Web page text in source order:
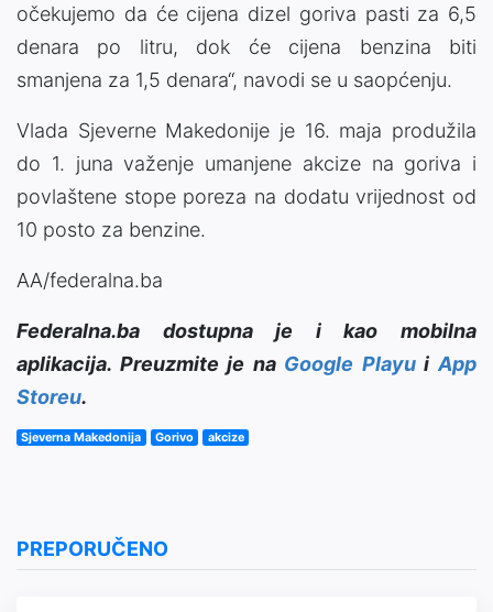
očekujemo da će cijena dizel goriva pasti za 6,5
denara po litru, dok će cijena benzina biti
smanjena za 1,5 denara“, navodi se u saopćenju.
Vlada Sjeverne Makedonije je 16. maja produžila
do 1. juna važenje umanjene akcize na goriva i
povlaštene stope poreza na dodatu vrijednost od
10 posto za benzine.
AA/federalna.ba
Federalna.ba dostupna je i kao mobilna
aplikacija. Preuzmite je na Google PlayuiApp
Storeu.
Sjeverna Makedonija Gorivo akcize
PREPORUČENO